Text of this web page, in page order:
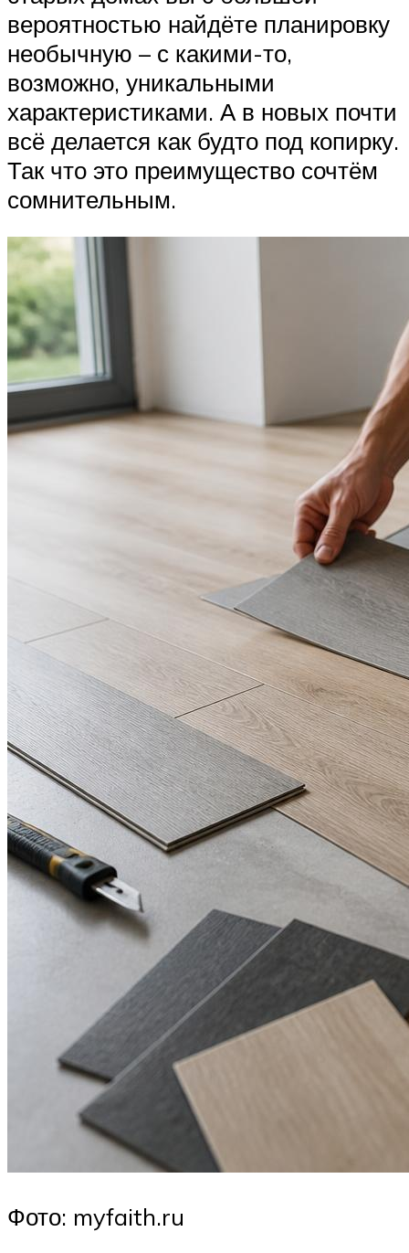
вероятностью найдёте планировку
необычную – с какими-то,
возможно, уникальными
характеристиками. А в новых почти
всё делается как будто под копирку.
Так что это преимущество сочтём
сомнительным.
Фото: myfaith.ru